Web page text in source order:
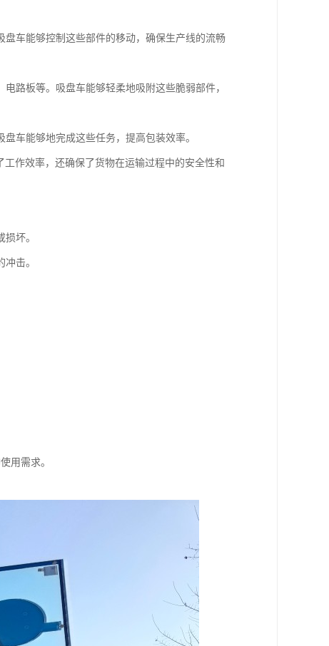
车能够控制这些部件的移动，确保生产线的流畅
路板等。吸盘车能够轻柔地吸附这些脆弱部件，
车能够地完成这些任务，提高包装效率。
作效率，还确保了货物在运输过程中的安全性和
坏。
击。
用需求。